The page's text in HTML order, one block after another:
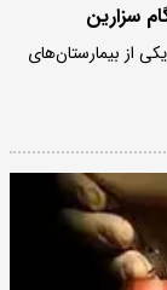
سزارین
یکی از بیمارستان‌های